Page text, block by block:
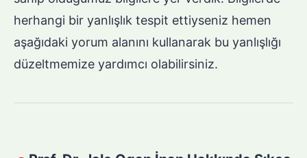
herhangi bir yanlışlık tespit ettiyseniz hemen
aşağıdaki yorum alanını kullanarak bu yanlışlığı
düzeltmemize yardımcı olabilirsiniz.